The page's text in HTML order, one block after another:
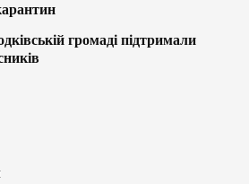
громаді підтримали